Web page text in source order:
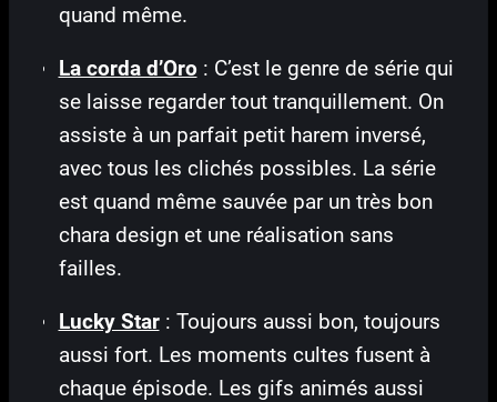
quand même.
La corda d’Oro : C’est le genre de série qui
se laisse regarder tout tranquillement. On
assiste à un parfait petit harem inversé,
avec tous les clichés possibles. La série
est quand même sauvée par un très bon
chara design et une réalisation sans
failles.
Lucky Star: Toujours aussi bon, toujours
aussi fort. Les moments cultes fusent à
chaque épisode. Les gifs animés aussi